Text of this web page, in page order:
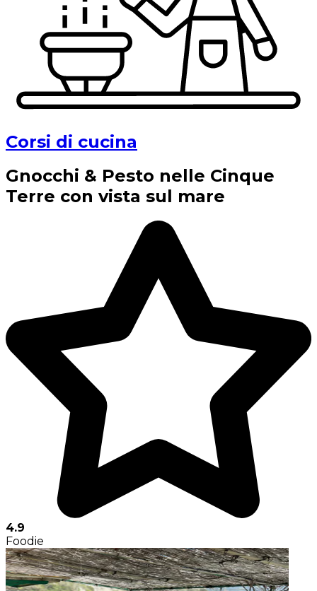
Corsi di cucina
Gnocchi & Pesto nelle Cinque
Terre con vista sul mare
4.9
Foodie